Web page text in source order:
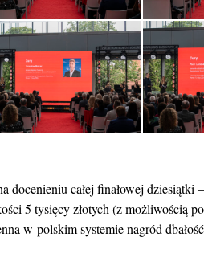
docenieniu całej finałowej dziesiątki
5 tysięcy złotych (z możliwością
w polskim systemie nagród